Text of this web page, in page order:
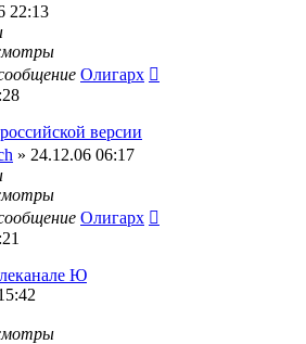
22:13
Олигарх
версии
» 24.12.06 06:17
Олигарх
Ю